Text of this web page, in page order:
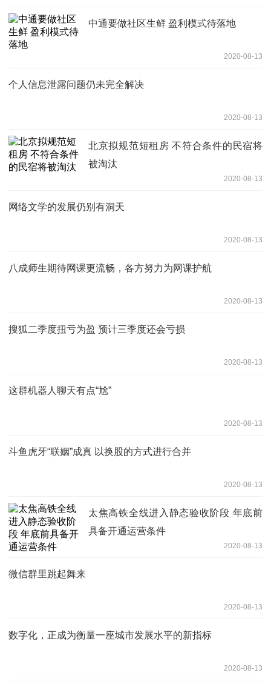
中通要做社区生鲜 盈利模式待落地
2020-08-13
个人信息泄露问题仍未完全解决
2020-08-13
北京拟规范短租房 不符合条件的民宿将
被淘汰
2020-08-13
网络文学的发展仍别有洞天
2020-08-13
八成师生期待网课更流畅，各方努力为网课护航
2020-08-13
搜狐二季度扭亏为盈 预计三季度还会亏损
2020-08-13
这群机器人聊天有点“尬”
2020-08-13
斗鱼虎牙“联姻”成真 以换股的方式进行合并
2020-08-13
太焦高铁全线进入静态验收阶段 年底前
具备开通运营条件
2020-08-13
微信群里跳起舞来
2020-08-13
数字化，正成为衡量一座城市发展水平的新指标
2020-08-13